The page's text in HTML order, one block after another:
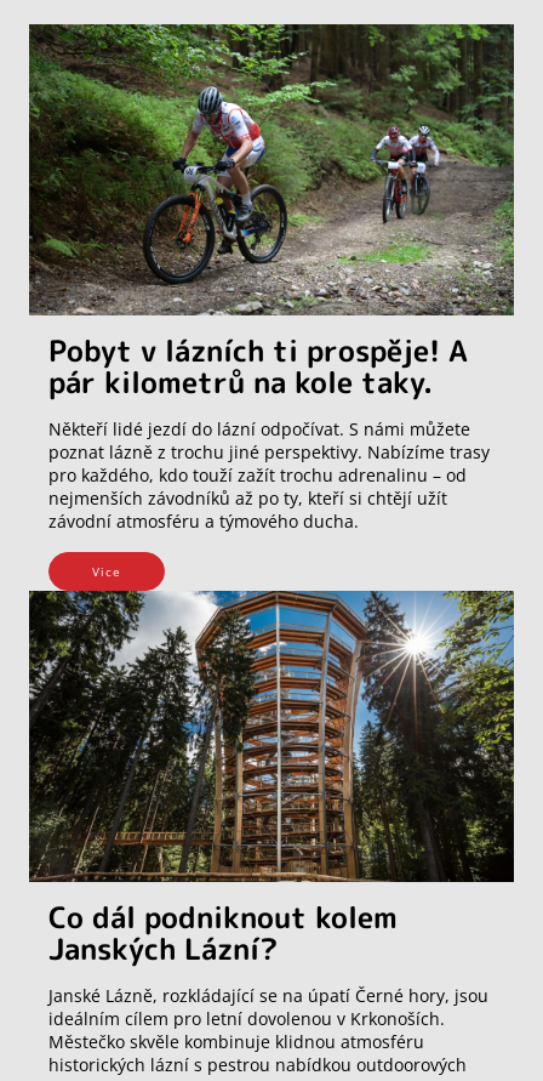
Pobyt v lázních ti prospěje! A
pár kilometrů na kole taky.
Někteří lidé jezdí do lázní odpočívat. S námi můžete
poznat lázně z trochu jiné perspektivy. Nabízíme trasy
pro každého, kdo touží zažít trochu adrenalinu – od
nejmenších závodníků až po ty, kteří si chtějí užít
závodní atmosféru a týmového ducha.
Vice
Co dál podniknout kolem
Janských Lázní?
Janské Lázně, rozkládající se na úpatí Černé hory, jsou
ideálním cílem pro letní dovolenou v Krkonoších.
Městečko skvěle kombinuje klidnou atmosféru
historických lázní s pestrou nabídkou outdoorových